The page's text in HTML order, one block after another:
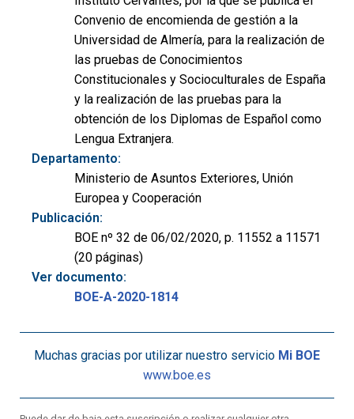
Convenio de encomienda de gestión a la
Universidad de Almería, para la realización de
las pruebas de Conocimientos
Constitucionales y Socioculturales de España
y la realización de las pruebas para la
obtención de los Diplomas de Español como
Lengua Extranjera.
Departamento:
Ministerio de Asuntos Exteriores, Unión
Europea y Cooperación
Publicación:
BOE nº 32 de 06/02/2020, p. 11552 a 11571
(20 páginas)
Ver documento:
BOE-A-2020-1814
Muchas gracias por utilizar nuestro servicio Mi BOE
www.boe.es